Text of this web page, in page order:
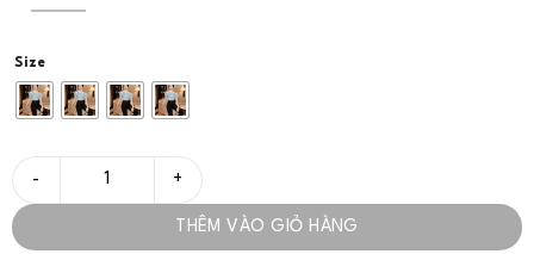
Size
Áo Sơ Mi Tơ Hàn Hai Lớp Cao Cấp Xanh Dành Cho Nàng Công
THÊM VÀO GIỎ HÀNG